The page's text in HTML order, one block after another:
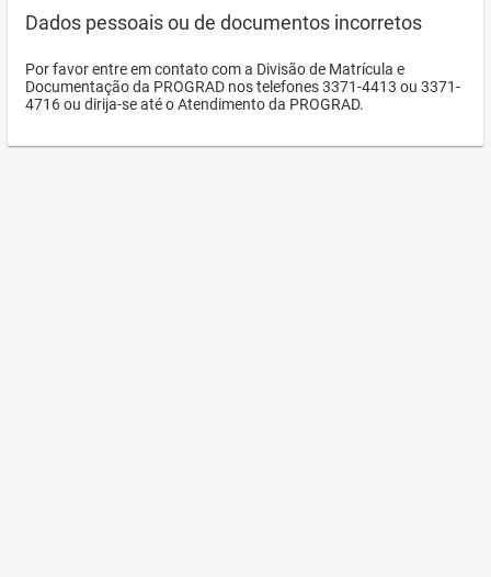
Dados pessoais ou de documentos incorretos
Por favor entre em contato com a Divisão de Matrícula e
Documentação da PROGRAD nos telefones 3371-4413 ou 3371-
4716 ou dirija-se até o Atendimento da PROGRAD.